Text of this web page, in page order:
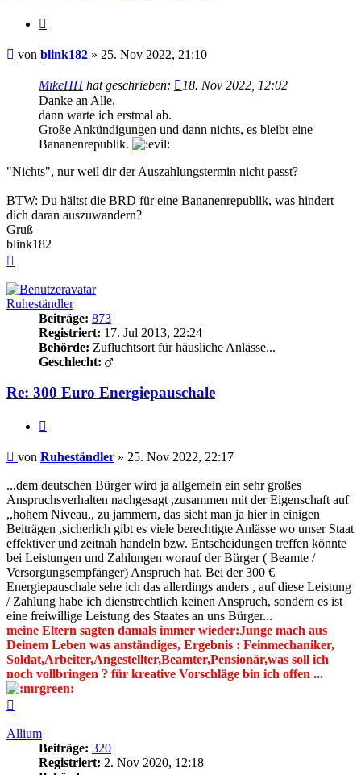
Beitrag
von blink182 » 25. Nov 2022, 21:10
MikeHHhat geschrieben:
18. Nov 2022, 12:02
Danke an Alle,
dann warte ich erstmal ab.
Große Ankündigungen und dann nichts, es bleibt eine
Bananenrepublik.
"Nichts", nur weil dir der Auszahlungstermin nicht passt?
BTW: Du hältst die BRD für eine Bananenrepublik, was hindert
dich daran auszuwandern?
Gruß
blink182
Ruheständler
Beiträge: 873
Registriert: 17. Jul 2013, 22:24
Behörde: Zufluchtsort für häusliche Anlässe...
Geschlecht:
Re: 300 Euro Energiepauschale
Beitrag
von Ruheständler » 25. Nov 2022, 22:17
...dem deutschen Bürger wird ja allgemein ein sehr großes
Anspruchsverhalten nachgesagt ,zusammen mit der Eigenschaft auf
,,hohem Niveau,, zu jammern, das sieht man ja hier in einigen
Beiträgen ,sicherlich gibt es viele berechtigte Anlässe wo unser Staat
effektiver und zeitnah handeln bzw. Entscheidungen treffen könnte
bei Leistungen und Zahlungen worauf der Bürger ( Beamte /
Versorgungsempfänger) Anspruch hat. Bei der 300 €
Energiepauschale sehe ich das allerdings anders , auf diese Leistung
/ Zahlung habe ich dienstrechtlich keinen Anspruch, sondern es ist
eine freiwillige Leistung des Staates an uns Bürger...
meine Eltern sagten damals immer wieder:Junge mach aus
Deinem Leben was anständiges, Ergebnis : Feinmechaniker,
Soldat,Arbeiter,Angestellter,Beamter,Pensionär,was soll ich
noch vollbringen ? für kreative Vorschläge bin ich offen ...
Allium
Beiträge: 320
Registriert: 2. Nov 2020, 12:18